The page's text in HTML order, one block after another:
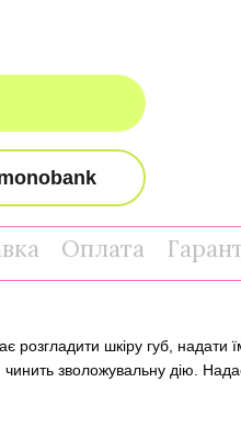
Оплата
розгладити шкіру губ, надати
чинить зволожувальну дію.